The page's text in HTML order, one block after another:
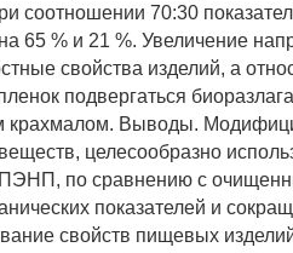
соотношении 70:30
65 % и 21 %. Увеличение
свойства изделий, а
подвергаться
крахмалом. Выводы.
целесообразно
ПЭНП, по сравнению с
показателей и
свойств пищевых